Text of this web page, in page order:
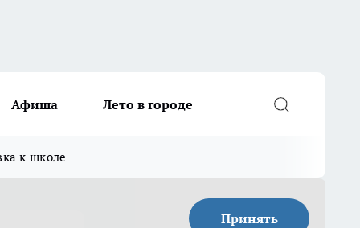
Афиша Лето в городе
к школе
Принять